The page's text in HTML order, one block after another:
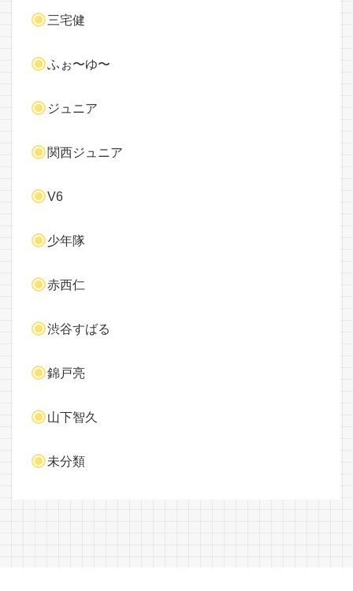
三宅健
ふぉ〜ゆ〜
ジュニア
関西ジュニア
V6
少年隊
赤西仁
渋谷すばる
錦戸亮
山下智久
未分類